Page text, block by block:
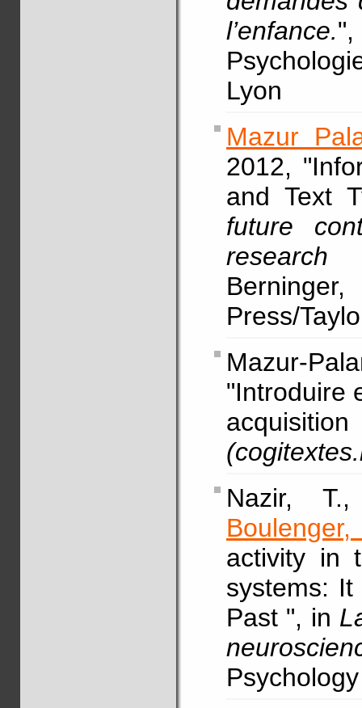
l’enfance.
Lyon
Mazur
2012,
and Text
future
Press/
Mazur-
"Introduire
Nazir,
Boulenger,
activity in
systems:
Past ", in